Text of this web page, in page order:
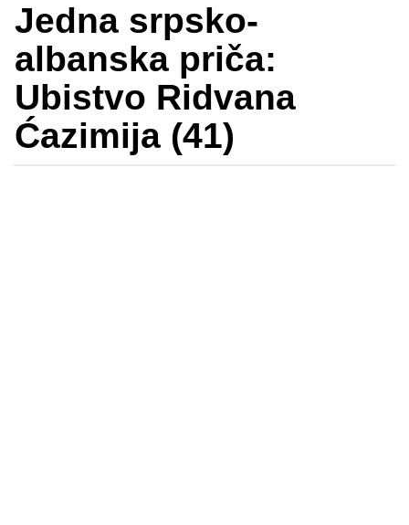
Jedna srpsko-
albanska priča:
Ubistvo Ridvana
Ćazimija (41)